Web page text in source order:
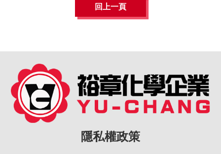
回上一頁
隱私權政策